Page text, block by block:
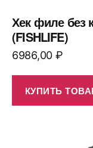
Хек филе без
(FISHLIFE)
6986,00 ₽
КУПИТЬ